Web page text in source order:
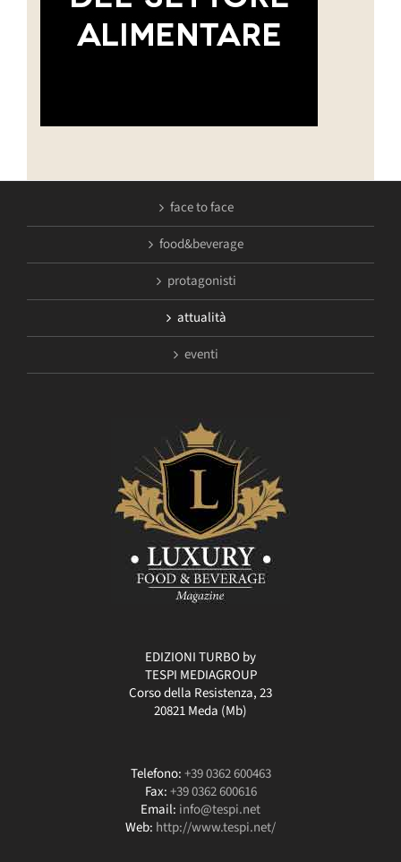
face to face
food&beverage
protagonisti
attualità
eventi
EDIZIONI TURBO by
TESPI MEDIAGROUP
Corso della Resistenza, 23
20821 Meda (Mb)
Telefono:+39 0362 600463
Fax:+39 0362 600616
Email: info@tespi.net
Web: http://www.tespi.net/